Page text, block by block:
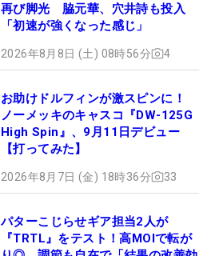
再び脚光 脇元華、穴井詩も投入
「初速が強くなった感じ」
2026年8月8日 (土) 08時56分 4
お助けドルフィンが激スピンに！
ノーメッキのキャスコ『DW-125G
High Spin』、9月11日デビュー
【打ってみた】
2026年8月7日 (金) 18時36分 33
パターこじらせギア担当2人が
『TRTL』をテスト！高MOIで転が